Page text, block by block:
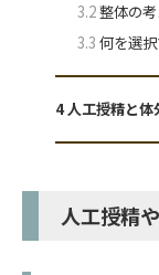
3.2整体の
3.3 何を選
4人工授精と体
人工授精